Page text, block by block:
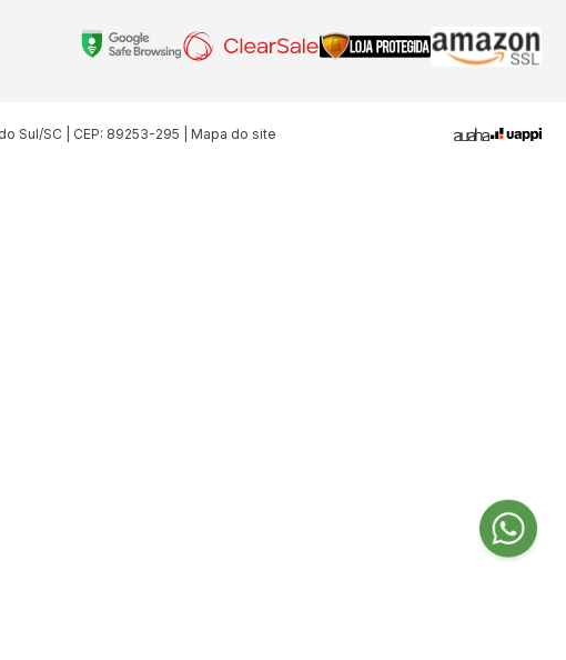
Sul/SC | CEP: 89253-295 | Mapa do site